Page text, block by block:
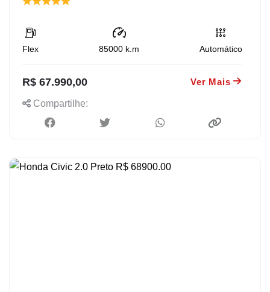
Flex 85000 k.m Automático
R$ 67.990,00 Ver Mais
Compartilhe: